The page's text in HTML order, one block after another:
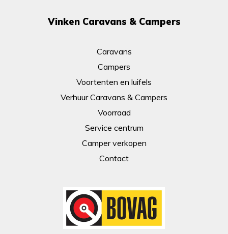
Vinken Caravans & Campers
Caravans
Campers
Voortenten en luifels
Verhuur Caravans & Campers
Voorraad
Service centrum
Camper verkopen
Contact